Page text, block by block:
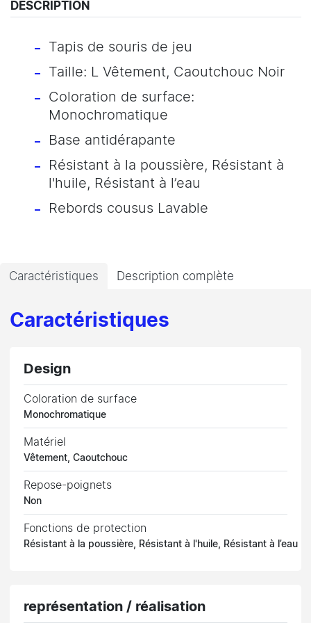
DESCRIPTION
Tapis de souris de jeu
Taille: L Vêtement, Caoutchouc Noir
Coloration de surface:
Monochromatique
Base antidérapante
Résistant à la poussière, Résistant à
l'huile, Résistant à l’eau
Rebords cousus Lavable
Caractéristiques Description complète
Caractéristiques
Design
Coloration de surface
Monochromatique
Matériel
Vêtement, Caoutchouc
Repose-poignets
Non
Fonctions de protection
Résistant à la poussière, Résistant à l'huile, Résistant à l’eau
représentation / réalisation